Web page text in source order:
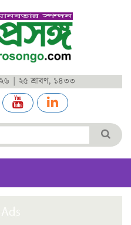
| ২৫ শ্রাবণ, ১৪৩৩